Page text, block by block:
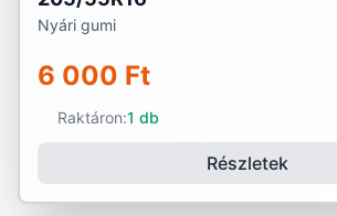
Nyári gumi
6 000 Ft
Raktáron:1 db
Részletek